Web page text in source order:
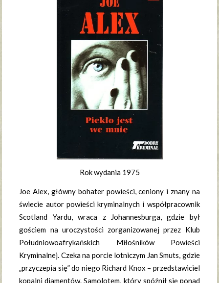
Rok wydania 1975
Joe Alex, główny bohater powieści, ceniony i znany na
świecie autor powieści kryminalnych i współpracownik
Scotland Yardu, wraca z Johannesburga, gdzie był
gościem na uroczystości zorganizowanej przez Klub
Południowoafrykańskich Miłośników Powieści
Kryminalnej. Czeka na porcie lotniczym Jan Smuts, gdzie
„przyczepia się” do niego Richard Knox – przedstawiciel
kopalni diamentów. Samolotem, który spóźnił się ponad